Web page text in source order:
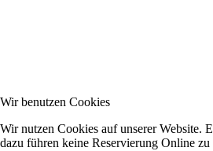
Wir benutzen Cookies
Wir nutzen Cookies auf unserer Website.
dazu führen keine Reservierung Online